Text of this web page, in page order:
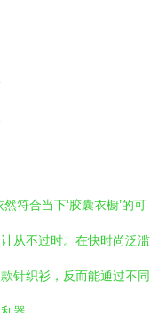
符合当下‘胶囊衣橱’的可
从不过时。在快时尚泛滥
针织衫，反而能通过不同